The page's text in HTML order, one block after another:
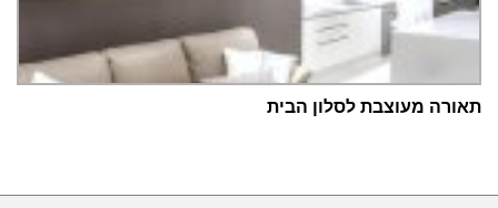
תאורה מעוצבת לסלון הבית